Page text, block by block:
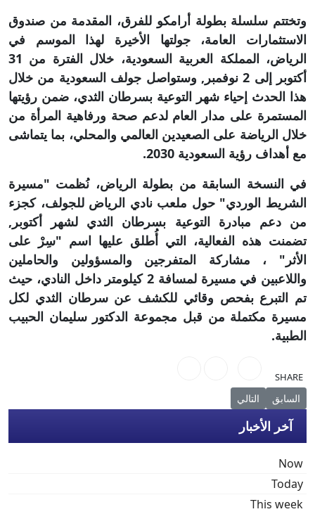
وتختتم سلسلة بطولة أرامكو للفرق، المقدمة من صندوق
الاستثمارات العامة، جولتها الأخيرة لهذا الموسم في
الرياض، المملكة العربية السعودية، خلال الفترة من 31
أكتوبر إلى 2 نوفمبر, وستواصل جولف السعودية من خلال
هذا الحدث إحياء شهر التوعية بسرطان الثدي، ضمن رؤيتها
المستمرة على مدار العام لدعم صحة ورفاهية المرأة من
خلال الرياضة على الصعيدين العالمي والمحلي، بما يتماشى
مع أهداف رؤية السعودية 2030.
في النسخة السابقة من بطولة الرياض، نُظمت "مسيرة
الشريط الوردي" حول ملعب نادي الرياض للجولف، كجزء
من دعم مبادرة التوعية بسرطان الثدي لشهر أكتوبر,
تضمنت هذه الفعالية، التي أُطلق عليها اسم "سِرْ على
الأثر" ، مشاركة المتفرجين والمسؤولين والحاملين
واللاعبين في مسيرة لمسافة 2 كيلومتر داخل النادي، حيث
تم التبرع بفحص وقائي للكشف عن سرطان الثدي لكل
مسيرة مكتملة من قبل مجموعة الدكتور سليمان الحبيب
الطبية.
SHARE
المقال السابق: تونس تثبت مجدّدًا ريادتها في المجال الطبي..!
السابق المقال التالي: تونس تفوز لأول مرة بجائزة فايزر المرموقة لسنة 2024 من الأكاديمية الملكية البريطانية
التالي
آخر الأخبار
Now
Today
This week